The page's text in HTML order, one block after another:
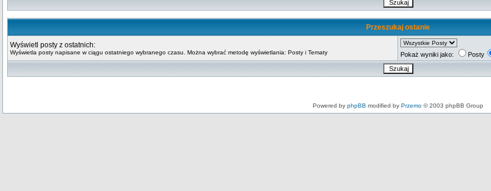
Przeszukaj ostanie
Wyświetl posty z ostatnich:
Wyświetla posty napisane w ciągu ostatniego wybranego czasu. Można wybrać metodę wyświetlania: Posty i Tematy Pokaż wyniki jako: Posty
Powered by phpBB modified by Przemo © 2003 phpBB Group